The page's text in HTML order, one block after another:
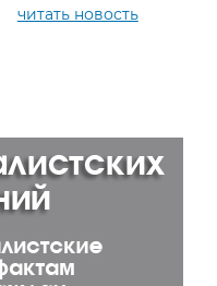
читать новость